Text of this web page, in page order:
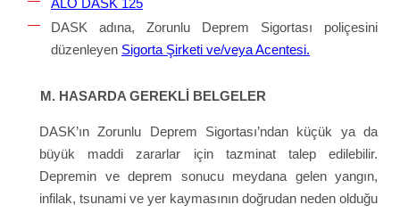
ALO DASK 125
DASK adına, Zorunlu Deprem Sigortası poliçesini
düzenleyen Sigorta Şirketi ve/veya Acentesi.
M. HASARDA GEREKLİ BELGELER
DASK’ın Zorunlu Deprem Sigortası’ndan küçük ya da
büyük maddi zararlar için tazminat talep edilebilir.
Depremin ve deprem sonucu meydana gelen yangın,
infilak, tsunami ve yer kaymasının doğrudan neden olduğu